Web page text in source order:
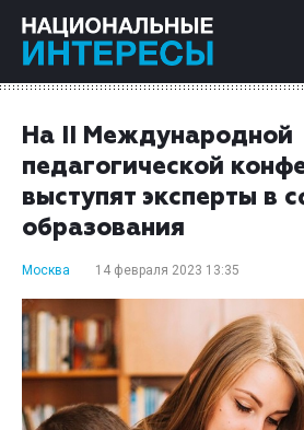
На II Международной
педагогической
выступят эксперты в
образования
Москва 14 февраля 2023 13:35